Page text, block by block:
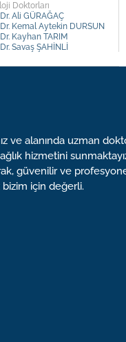
ve alanında uzman
hizmetini
güvenilir ve
bizim için değerli.
Doktorları
Ali GÜRAĞAÇ
Kemal Aytekin DURSUN
Kayhan TARIM
Savaş ŞAHİNLİ